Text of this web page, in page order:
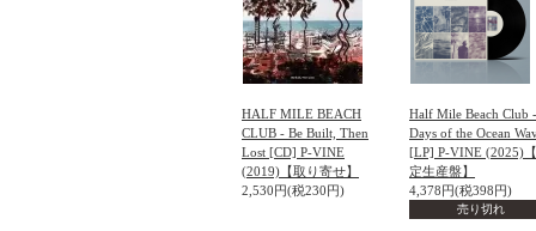
HALF MILE BEACH
CLUB - Be Built, Then
Lost [CD] P-VINE
(2019)【取り寄せ】
2,530円(税230円)
Half Mile Beach Club -
Days of the Ocean
[LP] P-VINE (2025)
定生産盤】
4,378円(税398円)
売り切れ